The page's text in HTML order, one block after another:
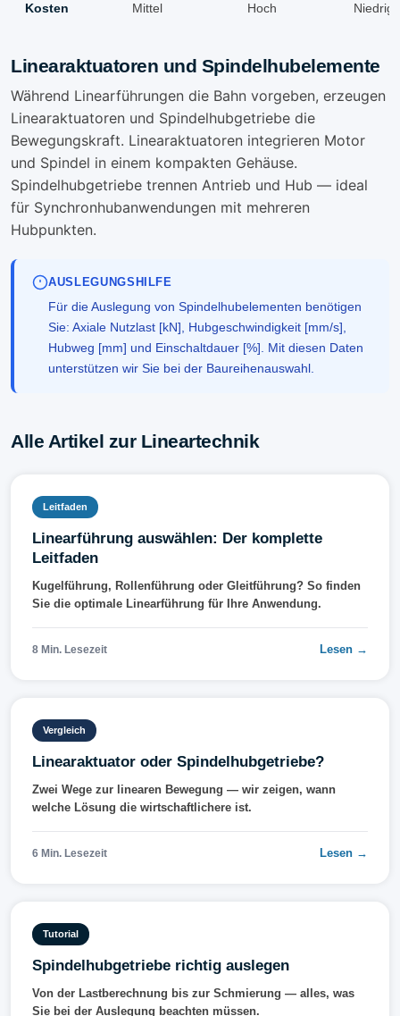
Kosten Mittel Hoch Niedrig
Linearaktuatoren und Spindelhubelemente
Während Linearführungen die Bahn vorgeben, erzeugen
Linearaktuatoren und Spindelhubgetriebe die
Bewegungskraft. Linearaktuatoren integrieren Motor
und Spindel in einem kompakten Gehäuse.
Spindelhubgetriebe trennen Antrieb und Hub — ideal
für Synchronhubanwendungen mit mehreren
Hubpunkten.
AUSLEGUNGSHILFE
Für die Auslegung von Spindelhubelementen benötigen
Sie: Axiale Nutzlast [kN], Hubgeschwindigkeit [mm/s],
Hubweg [mm] und Einschaltdauer [%]. Mit diesen Daten
unterstützen wir Sie bei der Baureihenauswahl.
Alle Artikel zur Lineartechnik
Leitfaden
Linearführung auswählen: Der komplette
Leitfaden
Kugelführung, Rollenführung oder Gleitführung? So finden
Sie die optimale Linearführung für Ihre Anwendung.
8 Min. Lesezeit Lesen →
Vergleich
Linearaktuator oder Spindelhubgetriebe?
Zwei Wege zur linearen Bewegung — wir zeigen, wann
welche Lösung die wirtschaftlichere ist.
6 Min. Lesezeit Lesen →
Tutorial
Spindelhubgetriebe richtig auslegen
Von der Lastberechnung bis zur Schmierung — alles, was
Sie bei der Auslegung beachten müssen.